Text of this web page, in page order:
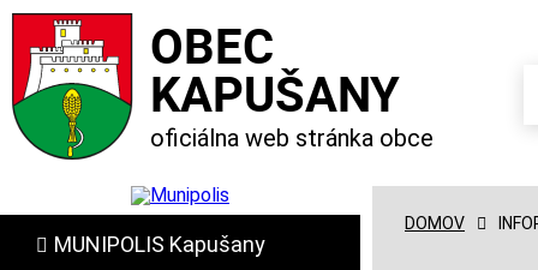
OBEC
KAPUŠANY
oficiálna web stránka obce
MUNIPOLIS Kapušany
DOMOV